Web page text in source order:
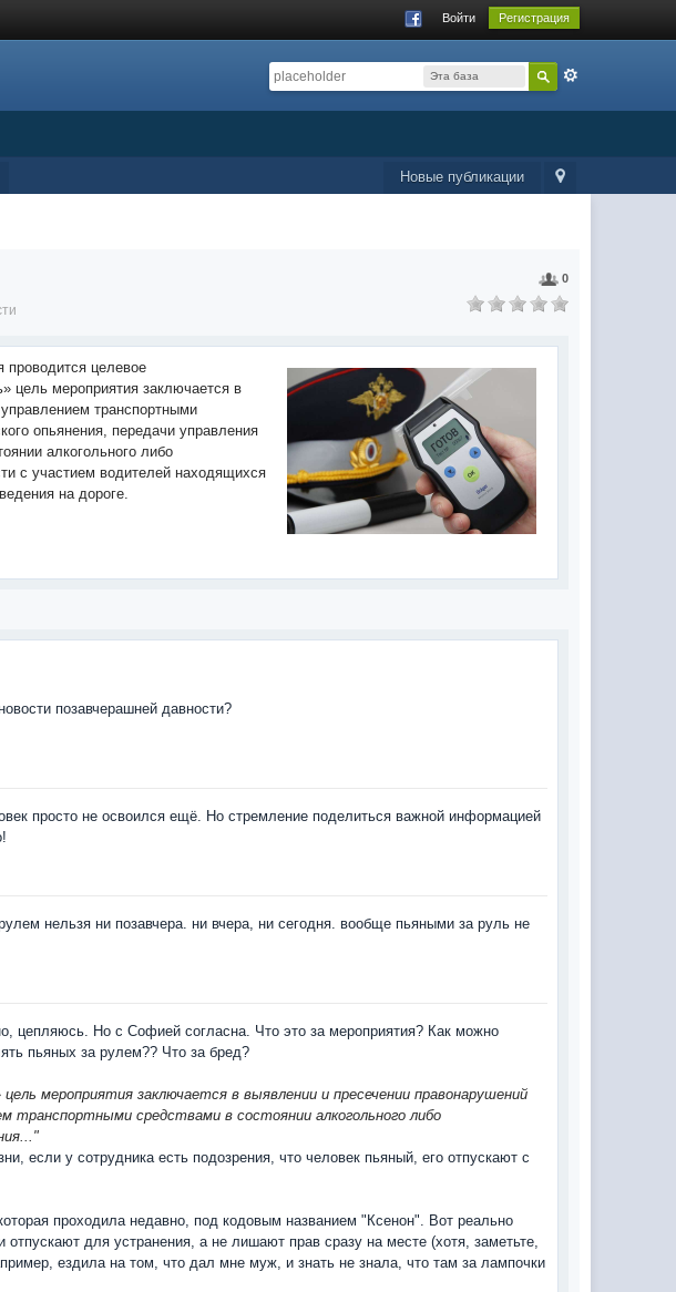
Войти Регистрация
Эта база
Новые публикации
0
целевое
цель мероприятия заключается в
транспортными
опьянения, передачи управления
алкогольного либо
с участием водителей находящихся
на дороге.
позавчерашней давности?
просто не освоился ещё. Но стремление поделиться важной информацией
нельзя ни позавчера. ни вчера, ни сегодня. вообще пьяными за руль не
цепляюсь. Но с Софией согласна. Что это за мероприятия? Как можно
пьяных за рулем?? Что за бред?
мероприятия заключается в выявлении и пресечении правонарушений
транспортными средствами в состоянии алкогольного либо
если у сотрудника есть подозрения, что человек пьяный, его отпускают с
проходила недавно, под кодовым названием "Ксенон". Вот реально
отпускают для устранения, а не лишают прав сразу на месте (хотя, заметьте,
ездила на том, что дал мне муж, и знать не знала, что там за лампочки